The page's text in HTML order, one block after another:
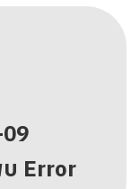
Error